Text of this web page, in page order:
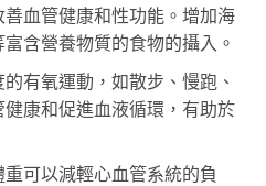
血管健康和性功能。增加海
含營養物質的食物的攝入。
有氧運動，如散步、慢跑、
康和促進血液循環，有助於
可以減輕心血管系統的負